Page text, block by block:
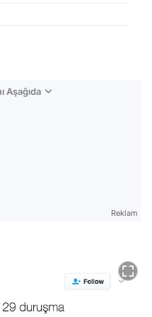
Aşağıda
Reklam